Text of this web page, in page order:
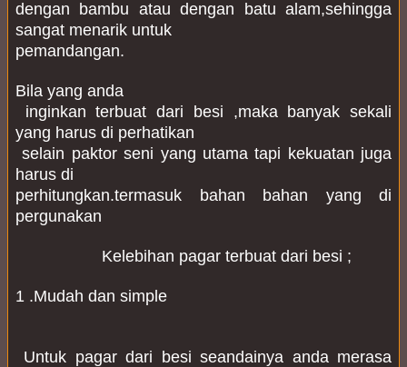
dengan bambu atau dengan batu alam,sehingga
sangat menarik untuk
pemandangan.
Bila yang anda
yang harus di perhatikan
selain paktor seni yang utama tapi kekuatan juga
harus di
perhitungkan.termasuk bahan bahan yang di
pergunakan
Kelebihan pagar terbuat dari besi ;
1 .Mudah dan simple